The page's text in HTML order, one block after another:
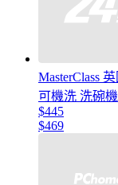
MasterClass
可機洗 洗碗
$445
$469